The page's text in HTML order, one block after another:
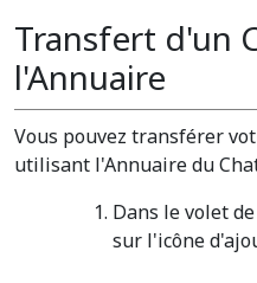
Transfert d'un
l'Annuaire
Vous pouvez transférer
utilisant l'Annuaire du
Dans le volet
sur l'icône